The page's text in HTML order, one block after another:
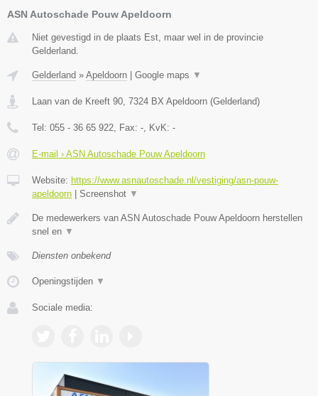
ASN Autoschade Pouw Apeldoorn
Niet gevestigd in de plaats Est, maar wel in de provincie
Gelderland.
Gelderland » Apeldoorn Google maps ▼
Laan van de Kreeft 90, 7324 BX Apeldoorn (Gelderland)
Tel: 055 - 36 65 922, Fax: -, KvK: -
E-mail › ASN Autoschade Pouw Apeldoorn
Website: https://www.asnautoschade.nl/vestiging/asn-pouw-
apeldoorn
Screenshot ▼
De medewerkers van ASN Autoschade Pouw Apeldoorn herstellen
snel en ▼
Diensten onbekend
Openingstijden ▼
Sociale media: